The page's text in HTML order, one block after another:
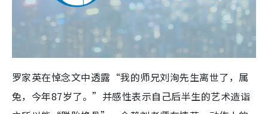
罗家英在悼念文中透露“我的师兄刘洵先生离世了，属
兔，今年87岁了。”并感性表示自己后半生的艺术造诣